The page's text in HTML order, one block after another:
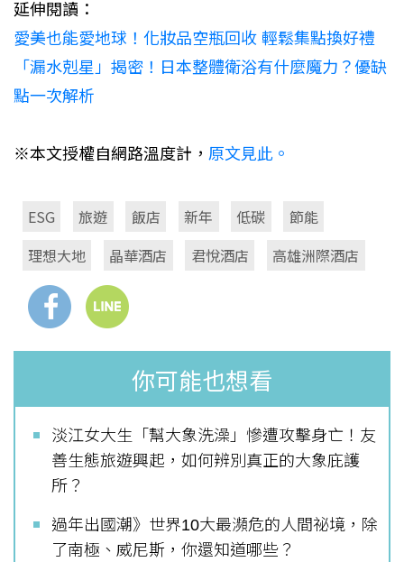
延伸閱讀：
愛美也能愛地球！化妝品空瓶回收 輕鬆集點換好禮
「漏水剋星」揭密！日本整體衛浴有什麼魔力？優缺
點一次解析
※本文授權自網路溫度計， 原文見此。
ESG 旅遊 飯店 新年 低碳
節能
理想大地
晶華酒店 君悅酒店 高雄洲際酒店
你可能也想看
淡江女大生「幫大象洗澡」慘遭攻擊身亡！友
善生態旅遊興起，如何辨別真正的大象庇護
所？
過年出國潮》世界10大最瀕危的人間祕境，除
了南極、威尼斯，你還知道哪些？